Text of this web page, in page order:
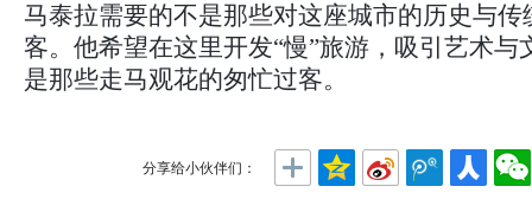
马泰拉需要的不是那些对这座城市的历史与传
客。他希望在这里开发“慢”旅游，吸引艺术与
是那些走马观花的匆忙过客。
分享给小伙伴们：